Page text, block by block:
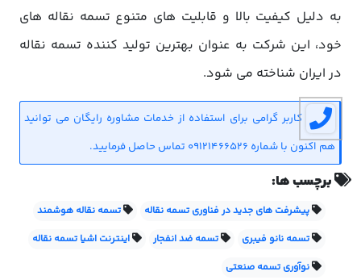
به دلیل کیفیت بالا و قابلیت های متنوع تسمه نقاله های
خود، این شرکت به عنوان بهترین تولید کننده تسمه نقاله
در ایران شناخته می شود.
کاربر گرامی برای استفاده از خدمات مشاوره رایگان می توانید
هم اکنون با شماره 09121466526 تماس حاصل فرمایید.
برچسب ها:
پیشرفت های جدید در فناوری تسمه نقاله
تسمه نقاله هوشمند
تسمه نانو فیبری
تسمه ضد انفجار
اینترنت اشیا تسمه نقاله
نوآوری تسمه صنعتی